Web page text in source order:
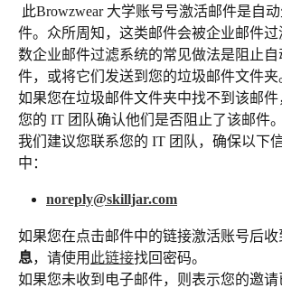
件。众所周知，这类邮件会被企业邮件
数企业邮件过滤系统的常见做法是阻止
件，或将它们发送到您的垃圾邮件文件夹
如果您在垃圾邮件文件夹中找不到该邮
您的 IT 团队确认他们是否阻止了该邮件。
我们建议您联系您的 IT 团队，确保以下
中：
noreply@skilljar.com
如果您在点击邮件中的链接激活账号后收
息，请使用 此链接找回密码。
如果您未收到电子邮件，则表示您的邀